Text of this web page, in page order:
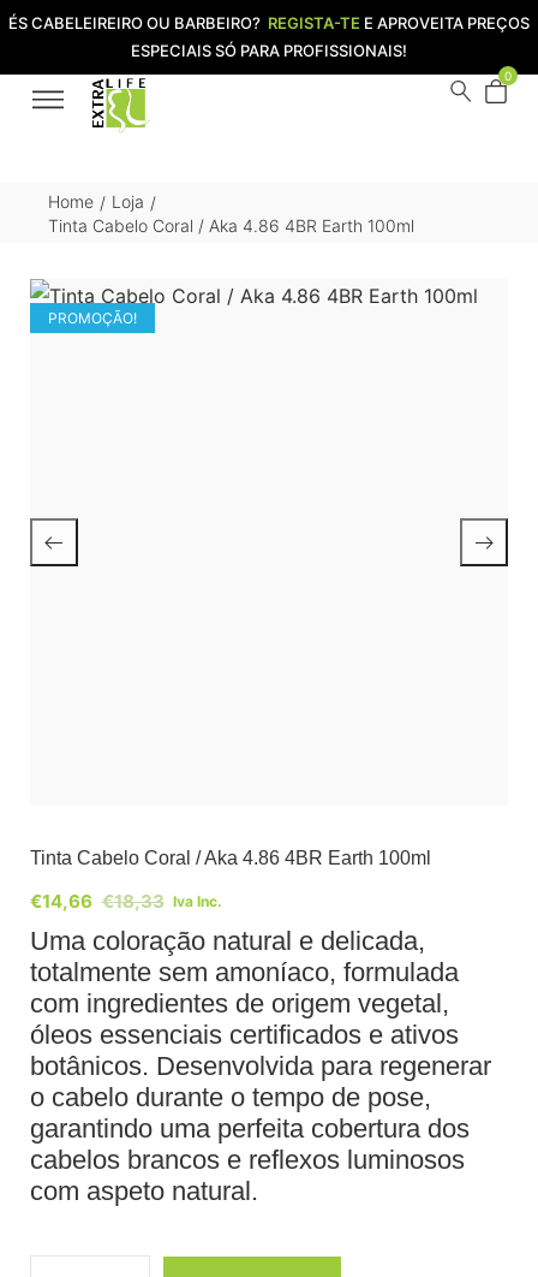
ÉS CABELEIREIRO OU BARBEIRO? REGISTA-TE E APROVEITA PREÇOS
ESPECIAIS SÓ PARA PROFISSIONAIS!
0
Home / Loja /
Tinta Cabelo Coral / Aka 4.86 4BR Earth 100ml
PROMOÇÃO!
Tinta Cabelo Coral / Aka 4.86 4BR Earth 100ml
€18,33
€14,66 Iva Inc.
Uma coloração natural e delicada,
totalmente sem amoníaco, formulada
com ingredientes de origem vegetal,
óleos essenciais certificados e ativos
botânicos. Desenvolvida para regenerar
o cabelo durante o tempo de pose,
garantindo uma perfeita cobertura dos
cabelos brancos e reflexos luminosos
com aspeto natural.